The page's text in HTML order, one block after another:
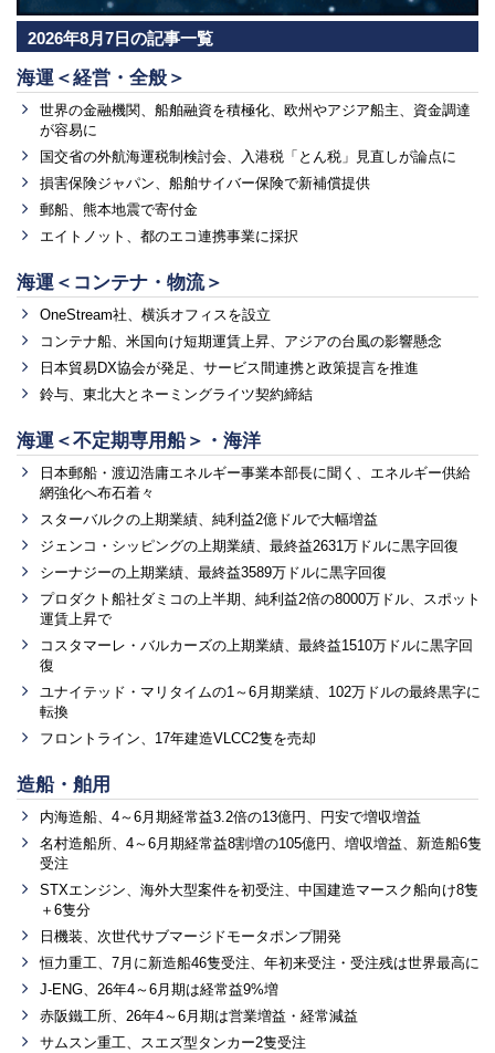
2026年8月7日の記事一覧
海運＜経営・全般＞
世界の金融機関、船舶融資を積極化、欧州やアジア船主、資金調達
が容易に
国交省の外航海運税制検討会、入港税「とん税」見直しが論点に
損害保険ジャパン、船舶サイバー保険で新補償提供
郵船、熊本地震で寄付金
エイトノット、都のエコ連携事業に採択
海運＜コンテナ・物流＞
OneStream社、横浜オフィスを設立
コンテナ船、米国向け短期運賃上昇、アジアの台風の影響懸念
日本貿易DX協会が発足、サービス間連携と政策提言を推進
鈴与、東北大とネーミングライツ契約締結
海運＜不定期専用船＞・海洋
日本郵船・渡辺浩庸エネルギー事業本部長に聞く、エネルギー供給
網強化へ布石着々
スターバルクの上期業績、純利益2億ドルで大幅増益
ジェンコ・シッピングの上期業績、最終益2631万ドルに黒字回復
シーナジーの上期業績、最終益3589万ドルに黒字回復
プロダクト船社ダミコの上半期、純利益2倍の8000万ドル、スポット
運賃上昇で
コスタマーレ・バルカーズの上期業績、最終益1510万ドルに黒字回
復
ユナイテッド・マリタイムの1～6月期業績、102万ドルの最終黒字に
転換
フロントライン、17年建造VLCC2隻を売却
造船・舶用
内海造船、4～6月期経常益3.2倍の13億円、円安で増収増益
名村造船所、4～6月期経常益8割増の105億円、増収増益、新造船6隻
受注
STXエンジン、海外大型案件を初受注、中国建造マースク船向け8隻
＋6隻分
日機装、次世代サブマージドモータポンプ開発
恒力重工、7月に新造船46隻受注、年初来受注・受注残は世界最高に
J-ENG、26年4～6月期は経常益9%増
赤阪鐵工所、26年4～6月期は営業増益・経常減益
サムスン重工、スエズ型タンカー2隻受注